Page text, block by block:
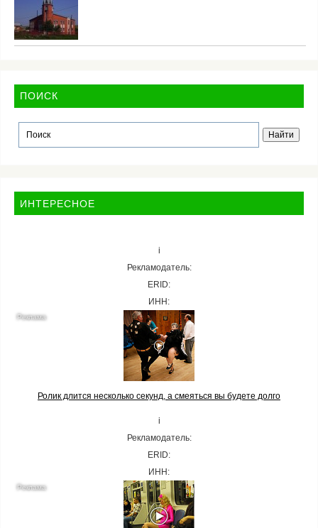
ПОИСК
ИНТЕРЕСНОЕ
i
Рекламодатель:
ERID:
ИНН:
Ролик длится несколько секунд, а смеяться вы будете долго
i
Рекламодатель:
ERID:
ИНН: